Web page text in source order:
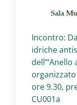
Titolo card:
Incontro:
idriche
organizzato
ore 9.30,
CU001a